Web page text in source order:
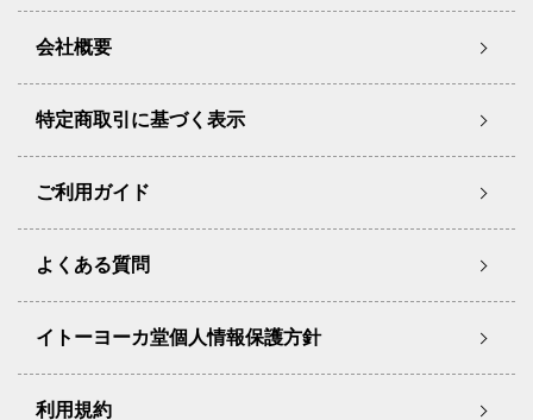
会社概要
特定商取引に基づく表示
ご利用ガイド
よくある質問
イトーヨーカ堂個人情報保護方針
利用規約